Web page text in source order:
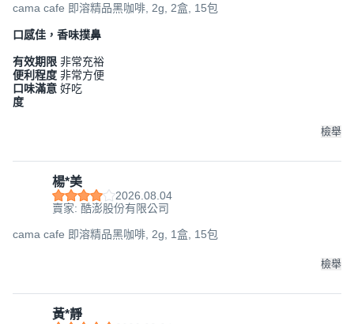
cama cafe 即溶精品黑咖啡, 2g, 2盒, 15包
口感佳，香味撲鼻
有效期限 非常充裕
便利程度 非常方便
口味滿意
度
好吃
檢舉
楊*美
2026.08.04
賣家: 酷澎股份有限公司
cama cafe 即溶精品黑咖啡, 2g, 1盒, 15包
檢舉
黃*靜